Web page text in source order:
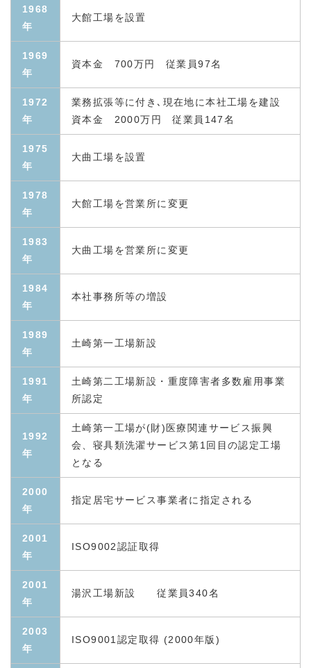
1968
年
大館工場を設置
1969
年
資本金 700万円 従業員97名
1972
年
業務拡張等に付き､現在地に本社工場を建設
資本金 2000万円 従業員147名
1975
年
大曲工場を設置
1978
年
大館工場を営業所に変更
1983
年
大曲工場を営業所に変更
1984
年
本社事務所等の増設
1989
年
土崎第一工場新設
1991
年
土崎第二工場新設・重度障害者多数雇用事業
所認定
1992
年
土崎第一工場が(財)医療関連サービス振興
会、寝具類洗濯サービス第1回目の認定工場
となる
2000
年
指定居宅サービス事業者に指定される
2001
年
ISO9002認証取得
2001
年
湯沢工場新設 従業員340名
2003
年
ISO9001認定取得 (2000年版)